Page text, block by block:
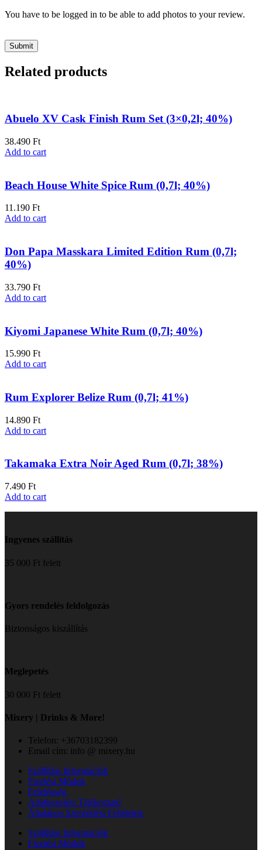
You have to be logged in to be able to add photos to your review.
Related products
Abuelo XV Cask Finish Rum Set (3×0,2l; 40%)
38.490 Ft
Add to cart
Beach House White Spice Rum (0,7l; 40%)
11.190 Ft
Add to cart
Don Papa Masskara Limited Edition Rum (0,7l;
40%)
33.790 Ft
Add to cart
Kiyomi Japanese White Rum (0,7l; 40%)
15.990 Ft
Add to cart
Rum Explorer Belize Rum (0,7l; 41%)
14.890 Ft
Add to cart
Takamaka Extra Noir Aged Rum (0,7l; 38%)
7.490 Ft
Add to cart
Ingyenes szállítás
35 000 Ft felett
Gyors rendelés feldolgozás
Biztonságos kiszállítás
Meglepetés
30 000 Ft felett
Mixery | Drinks & More!
Telefon: +36703182399
Email cím: info @ mixery.hu
Szállítási Információk
Fizetési Módok
Felelősség
Adatkezelési Tájékoztató
Általános Szerződési Feltételek
Szállítási Információk
Fizetési Módok